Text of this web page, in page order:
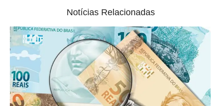
Notícias Relacionadas